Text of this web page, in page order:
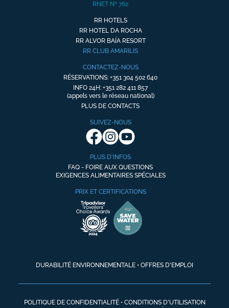
RNET Nº 762
RR HOTELS
RR HOTEL DA ROCHA
RR ALVOR BAÍA RESORT
RR CLUB AMARILIS
CONTACTEZ-NOUS
RÉSERVATIONS: +351 304 502 640
INFO 24H: +351 282 411 857
(appels vers le réseau national)
PLUS DE CONTACTS
SUIVEZ-NOUS
PLUS D'INFOS
FAQ - FOIRE AUX QUESTIONS
EXIGENCES ALIMENTAIRES SPÉCIALES
PRIX ET CERTIFICATIONS
DURABILITÉ ENVIRONNEMENTALE • OFFRES D'EMPLOI
POLITIQUE DE CONFIDENTIALITÉ• CONDITIONS D'UTILISATION